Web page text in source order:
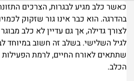
כאשר כלב מגיע לבגרות, הצרכים
בהדרגה. הוא כבר אינו גור שזקוק
לצורך גדילה, אך גם עדיין לא כלב
לגיל השלישי. בשלב זה חשוב במיוחד
שתתאים לאורח החיים, לרמת הפעילות
הכלב.